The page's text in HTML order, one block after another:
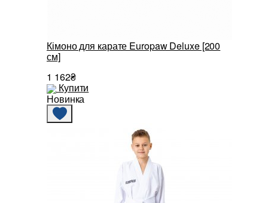
Кімоно для карате Europaw Deluxe [200
см]
1 162₴
Купити
Новинка